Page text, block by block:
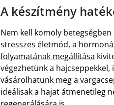
A készítmény
Nem kell komoly
stresszes életmód, a
folyamatának megállítása
végezhetünk a
vásárolhatunk meg a
ideálisak a hajat átmenetileg